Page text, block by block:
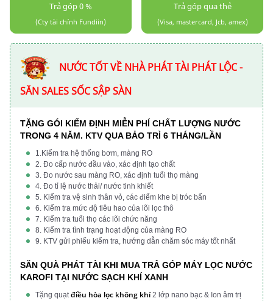
Trả góp 0 %
(Cty tài chính Fundiin)
Trả góp qua thẻ
(Visa, mastercard, Jcb, amex)
NƯỚC TỐT VỀ NHÀ PHÁT TÀI PHÁT LỘC -
SĂN SALES SỐC SẬP SÀN
TẶNG GÓI KIỂM ĐỊNH MIỄN PHÍ CHẤT LƯỢNG NƯỚC
TRONG 4 NĂM. KTV QUA BẢO TRÌ 6 THÁNG/LẦN
1.Kiểm tra hệ thống bơm, màng RO
2. Đo cấp nước đầu vào, xác định tạo chất
3. Đo nước sau màng RO, xác định tuổi thọ màng
4. Đo tỉ lệ nước thải/ nước tinh khiết
5. Kiểm tra vệ sinh thân vỏ, các điểm khe bị tróc bẩn
6. Kiểm tra mức độ tiêu hao của lõi lọc thô
7. Kiểm tra tuổi thọ các lõi chức năng
8. Kiểm tra tình trạng hoạt động của màng RO
9. KTV gửi phiếu kiểm tra, hướng dẫn chăm sóc máy tốt nhất
SĂN QUÀ PHÁT TÀI KHI MUA TRẢ GÓP MÁY LỌC NƯỚC
KAROFI TẠI NƯỚC SẠCH KHÍ XANH
Tặng quạtđiều hòa lọc không khí2 lớp nano bạc & Ion âm trị